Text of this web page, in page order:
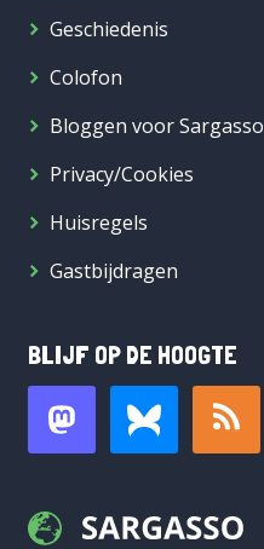
Geschiedenis
Colofon
Bloggen voor Sargasso
Privacy/Cookies
Huisregels
Gastbijdragen
BLIJF OP DE HOOGTE